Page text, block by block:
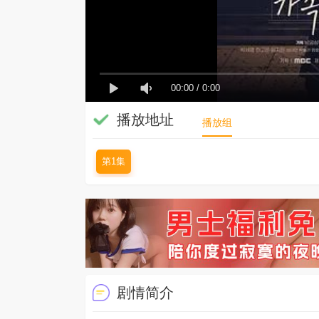
00:00 / 0:00
播放地址 播放组
第1集
剧情简介